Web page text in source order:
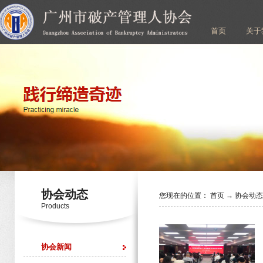
首页 关
协会动态
Products
协会新闻
您现在的位置： 首页 → 协会动态